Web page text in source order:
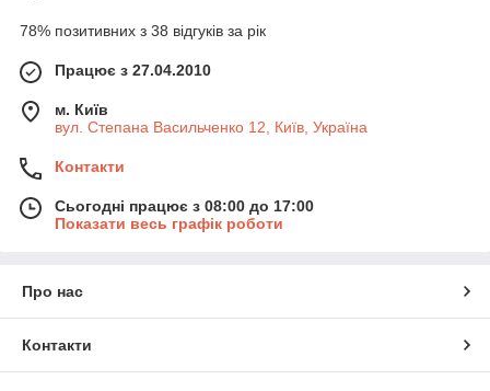
78% позитивних з 38 відгуків за рік
Працює з 27.04.2010
м. Київ
вул. Степана Васильченко 12, Київ, Україна
Контакти
Сьогодні працює з 08:00 до 17:00
Показати весь графік роботи
Про нас
Контакти